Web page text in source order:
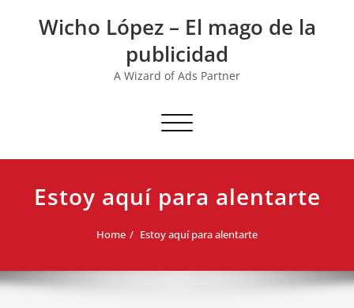
Wicho López – El mago de la
publicidad
A Wizard of Ads Partner
Toggle navigation
Estoy aquí para alentarte
Home Estoy aquí para alentarte